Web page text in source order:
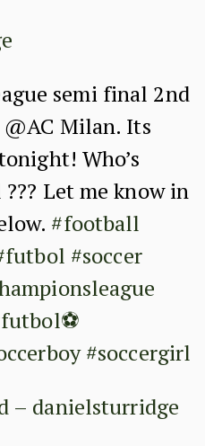
semi final 2nd
Milan. Its
Who’s
Let me know in
#football
#soccer
#soccergirl
– danielsturridge